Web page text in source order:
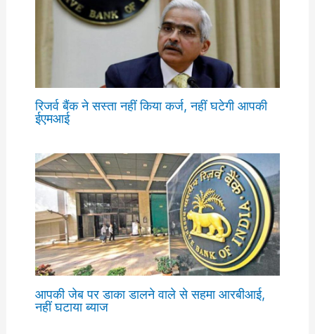
रिजर्व बैंक ने सस्ता नहीं किया कर्ज, नहीं घटेगी आपकी
ईएमआई
आपकी जेब पर डाका डालने वाले से सहमा आरबीआई,
नहीं घटाया ब्याज